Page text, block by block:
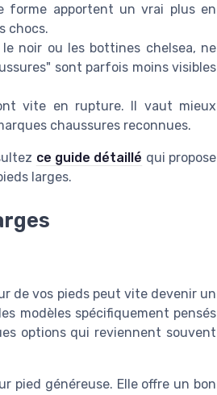
forme apportent un vrai plus en
chocs.
noir ou les bottines chelsea, ne
sont parfois moins visibles
vite en rupture. Il vaut mieux
chaussures reconnues.
ce guide détaillé qui propose
larges.
de vos pieds peut vite devenir un
modèles spécifiquement pensés
options qui reviennent souvent
pied généreuse. Elle offre un bon